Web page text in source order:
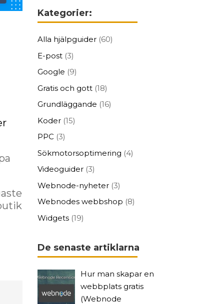
Kategorier:
Alla hjälpguider(60)
E-post(3)
Google (9)
Gratis och gott(18)
Grundläggande (16)
Koder(15)
PPC (3)
Sökmotorsoptimering (4)
Videoguider(3)
Webnode-nyheter(3)
Webnodes webbshop (8)
Widgets(19)
De senaste artiklarna
Hur man skapar en
webbplats gratis
(Webnode